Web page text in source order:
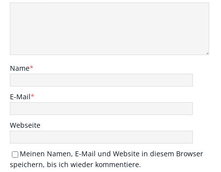
Name*
E-Mail*
Webseite
Meinen Namen, E-Mail und Website in diesem Browser
speichern, bis ich wieder kommentiere.